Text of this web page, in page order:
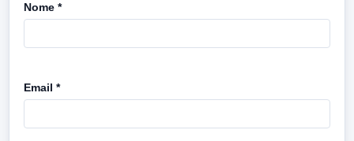
Nome *
Email *